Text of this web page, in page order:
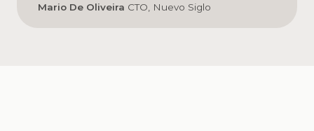
Mario De Oliveira CTO, Nuevo Siglo